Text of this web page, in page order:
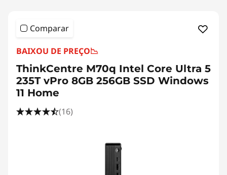
Comparar
BAIXOU DE PREÇO📉
ThinkCentre M70q Intel Core Ultra 5
235T vPro 8GB 256GB SSD Windows
11 Home
(16)